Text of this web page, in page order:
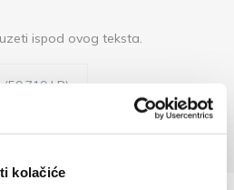
kolačiće
ispod ovog teksta.
kB)